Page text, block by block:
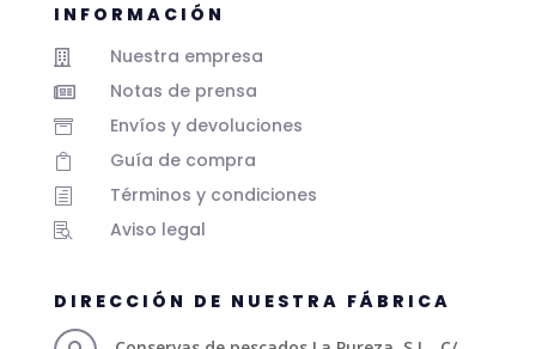
INFORMACIÓN
 Nuestra empresa
 Notas de prensa
 Envíos y devoluciones
 Guía de compra
h Términos y condiciones
 Aviso legal
DIRECCIÓN DE NUESTRA FÁBRICA